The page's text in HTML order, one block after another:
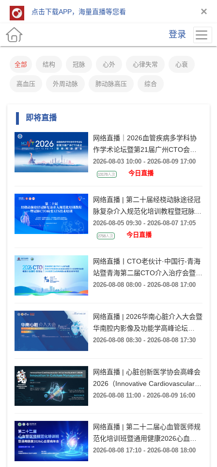
点击下载APP，海量直播等您看 ×
登录
全部 结构 冠脉 心外 心律失常 心衰
高血压 外周动脉 肺动脉高压 综合
即将直播
网络直播｜2026血管疾病多学科协
作学术论坛暨第21届广州CTO会议
暨岭南瓣膜会（VMDT2026）
2026-08-03 10:00 - 2026-08-09 17:00
13178人次 今日直播
网络直播 | 第二十届经桡动脉途径冠
脉复杂介入规范化培训教程暨冠脉
CTO病变ATS技术培训（TCC
2026）
2026-08-05 09:30 - 2026-08-07 17:05
2758人次 今日直播
网络直播丨CTO老伙计·中国行-青海
站暨青海第二届CTO介入治疗会暨青
海大学附属医院首届复杂冠脉介入诊
2026-08-08 08:00 - 2026-08-08 17:00
网络直播 | 2026华南心脏介入大会暨
华南腔内影像及功能学高峰论坛
·CCEC花城影秀暨CCI广州行（SCIF
2026-08-08 08:30 - 2026-08-08 17:30
网络直播 | 心脏创新医学协会高峰会
2026（Innovative Cardiovascular
Initiative Summit 2026）
2026-08-08 11:00 - 2026-08-09 16:00
网络直播 | 第二十二届心血管医师规
范化培训班暨通用健康2026心血管
病年会
2026-08-08 17:10 - 2026-08-08 18:00